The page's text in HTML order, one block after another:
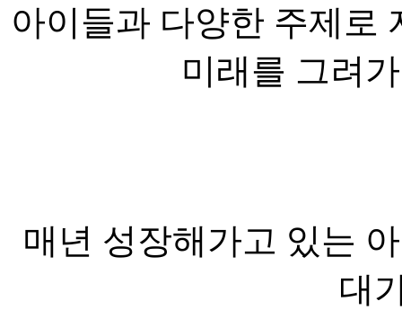
아이들과 다양한 주제로
미래를 그려
매년 성장해가고 있는
대